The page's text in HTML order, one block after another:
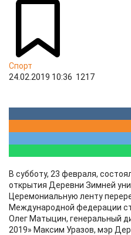
Спорт
24.02.2019 10:36 1217
В субботу, 23 февраля,
открытия Деревни Зимней
Церемониальную ленту
Международной федерации
Олег Матыцин, генеральный
2019» Максим Уразов, мэр